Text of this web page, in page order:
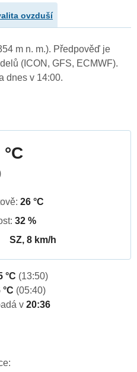
ovzduší
m n. m.). Předpověď je
(ICON, GFS, ECMWF).
dnes v 14:00.
26 °C
32 %
SZ, 8 km/h
°C (13:50)
°C (05:40)
v 20:36